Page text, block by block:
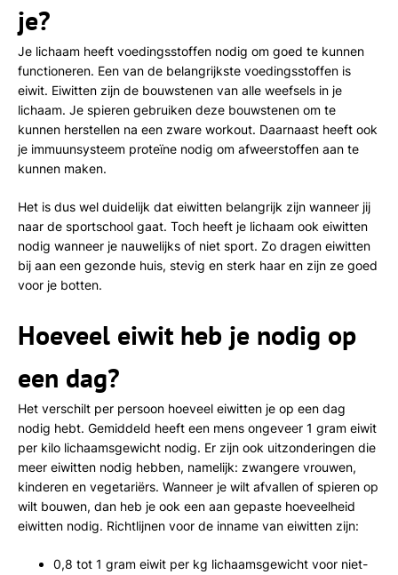
je?
Je lichaam heeft voedingsstoffen nodig om goed te kunnen
functioneren. Een van de belangrijkste voedingsstoffen is
eiwit. Eiwitten zijn de bouwstenen van alle weefsels in je
lichaam. Je spieren gebruiken deze bouwstenen om te
kunnen herstellen na een zware workout. Daarnaast heeft ook
je immuunsysteem proteïne nodig om afweerstoffen aan te
kunnen maken.
Het is dus wel duidelijk dat eiwitten belangrijk zijn wanneer jij
naar de sportschool gaat. Toch heeft je lichaam ook eiwitten
nodig wanneer je nauwelijks of niet sport. Zo dragen eiwitten
bij aan een gezonde huis, stevig en sterk haar en zijn ze goed
voor je botten.
Hoeveel eiwit heb je nodig op
een dag?
Het verschilt per persoon hoeveel eiwitten je op een dag
nodig hebt. Gemiddeld heeft een mens ongeveer 1 gram eiwit
per kilo lichaamsgewicht nodig. Er zijn ook uitzonderingen die
meer eiwitten nodig hebben, namelijk: zwangere vrouwen,
kinderen en vegetariërs. Wanneer je wilt afvallen of spieren op
wilt bouwen, dan heb je ook een aan gepaste hoeveelheid
eiwitten nodig. Richtlijnen voor de inname van eiwitten zijn:
0,8 tot 1 gram eiwit per kg lichaamsgewicht voor niet-